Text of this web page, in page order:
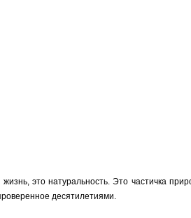
это натуральность. Это частичка
десятилетиями.